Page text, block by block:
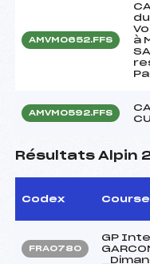
AMVM0652.FFS
à
AMVM0592.FFS
Résultats Alpin
Codex Course
FRA0780
GP